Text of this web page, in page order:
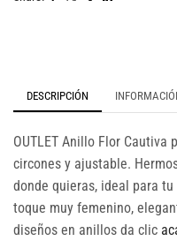
DESCRIPCIÓN
OUTLET Anillo Flor
circones y ajustable.
donde quieras, ideal para
toque muy femenino,
diseños en anillos da clic